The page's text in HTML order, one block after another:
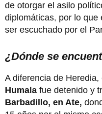
de otorgar el asilo
diplomáticas, por lo que
ser escuchado por el
¿Dónde se
A diferencia de
Humala fue detenido y
Barbadillo, en Ate,